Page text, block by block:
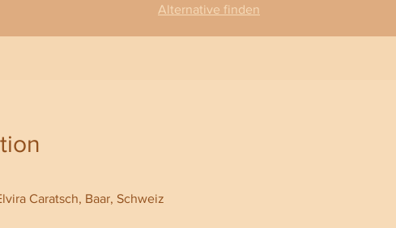
Alternative finden
Caratsch, Baar, Schweiz